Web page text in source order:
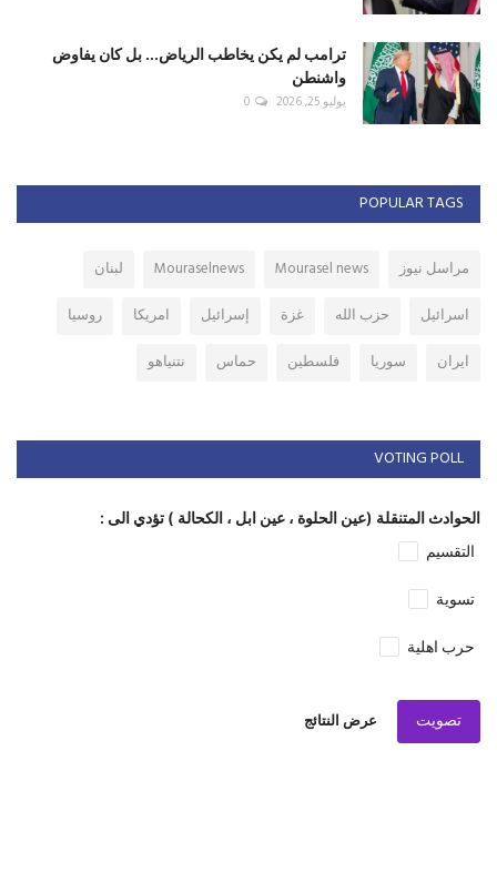
ترامب لم يكن يخاطب الرياض... بل كان يفاوض
واشنطن
يوليو 25, 2026 0
POPULAR TAGS
مراسل نيوز Mourasel news
Mouraselnews
لبنان
اسرائيل
حزب الله غزة إسرائيل امريكا
روسيا
ايران
سوريا فلسطين حماس نتنياهو
VOTING POLL
الحوادث المتنقلة (عين الحلوة ، عين ابل ، الكحالة ) تؤدي الى :
التقسيم
تسوية
حرب اهلية
تصويت عرض النتائج